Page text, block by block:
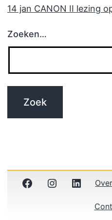
14 jan CANON II lezing
Zoeken…
FacebookInstagramLinkedIn